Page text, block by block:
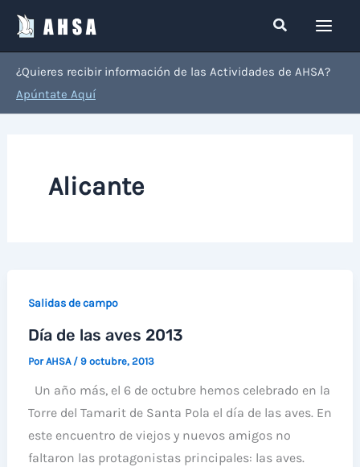
contenido
Buscar
¿Quieres recibir información de las Actividades de AHSA?
Apúntate Aquí
Alicante
Salidas de campo
Día de las aves 2013
PorAHSA / 9 octubre, 2013
Un año más, el 6 de octubre hemos celebrado en la
Torre del Tamarit de Santa Pola el día de las aves. En
este encuentro de viejos y nuevos amigos no
faltaron las protagonistas principales: las aves.